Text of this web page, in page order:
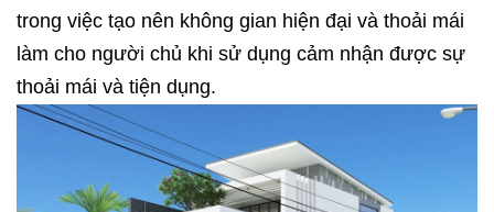
trong việc tạo nên không gian hiện đại và thoải mái
làm cho người chủ khi sử dụng cảm nhận được sự
thoải mái và tiện dụng.